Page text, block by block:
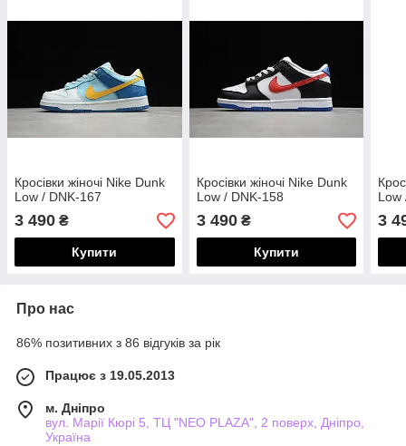
Кросівки жіночі Nike Dunk
Low / DNK-167
3 490 ₴
Купити
Кросівки жіночі Nike Dunk
Low / DNK-158
3 490₴
Купити
Low
3
Про нас
86% позитивних з 86 відгуків за рік
Працює з 19.05.2013
м. Дніпро
вул. Марії Кюрі 5, ТЦ "NEO PLAZA", 2 поверх, Дніпро,
Україна